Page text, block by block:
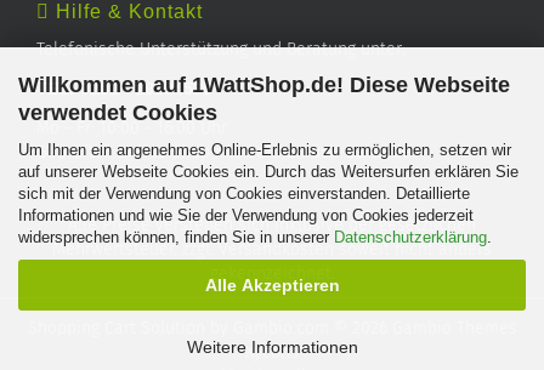
Willkommen auf 1WattShop.de! Diese Webseite
verwendet Cookies
Um Ihnen ein angenehmes Online-Erlebnis zu ermöglichen, setzen wir
auf unserer Webseite Cookies ein. Durch das Weitersurfen erklären Sie
sich mit der Verwendung von Cookies einverstanden. Detaillierte
Informationen und wie Sie der Verwendung von Cookies jederzeit
widersprechen können, finden Sie in unserer Datenschutzerklärung.
Alle Akzeptieren
Weitere Informationen
Hilfe & Kontakt
Telefonische Unterstützung und Beratung unter:
TEL: 0202 - 29994539
Geprüfter Online Shop mit Geld-zurück-Garantie.
Alle Preise verstehen sich inklusive der gesetzlichen
Mehrwertsteuer, zzgl.Versandkosten soweit nicht anders
Xycons